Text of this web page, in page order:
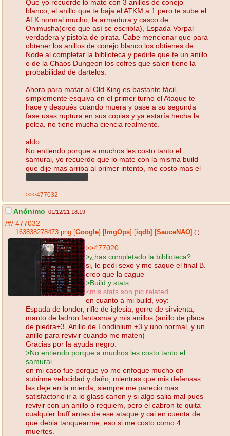
Que yo recuerde lo mate con 3 anillos de conejo
blanco, el anillo que te baja el ATKM a 1 pero te sube el
ATK normal mucho, la armadura y casco de
Onimusha(creo que así se escribía), Espada Vorpal
verdadera y pistola de pirata. Cabe mencionar que para
obtener los anillos de conejo blanco los obtienes de
Node al completar la biblioteca y pedirle que te un anillo
o de la Chaos Dungeon los cofres que salen tiene la
probabilidad de dartelos.
Ahora para matar al Old King es bastante fácil,
simplemente esquiva en el primer turno el Ataque te
hace y después cuando muera y pase a su segunda
fase usas ruptura en sus copias y ya estaría hecha la
pelea, no tiene mucha ciencia realmente.
aldo
No entiendo porque a muchos les costo tanto el
samurai, yo recuerdo que lo mate con la misma build
que dije mas arriba al primer intento, me costo mas el
>>>477032
Anónimo 01/12/21 18:19
/#/ 477032
163838278473.png Google ImgOps iqdb SauceNAO ( )
>>477020
>¿has completado la biblioteca?
si, le pedi sexo y me saque el final B.
creo que la cague
>Build y stats
<mis stats son pic related
en cuanto a mi build, voy:
Espada de londor, rifle de iglesia, gorro de sirvienta,
manto de ladron fantasma y mis anillos (anillo de placa
de piedra+3, Anillo de Londinium +3 y uno normal, y un
anillo para revivir cuando me maten)
Gracias por la ayuda negro.
>No entiendo porque a muchos les costo tanto el
samurai
en mi caso fue porque yo me enfoque mucho en
subirme velocidad y daño, mientras que mis defensas
las deje en la mierda, siempre me parecio mas
satisfactorio ir a lo glass canon y si algo salia mal pues
revivir con un anillo o requiem, pero el cabron te quita
cualquier buff antes de ese ataque y cai en cuenta de
que debia tanquearme, eso si me costo como 4
muertes.